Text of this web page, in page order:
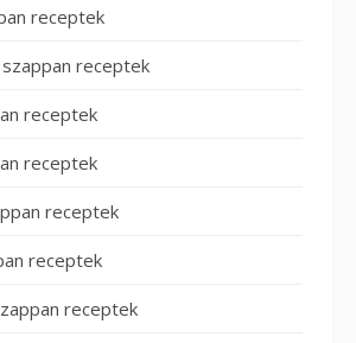
receptek
receptek
receptek
receptek
receptek
receptek
receptek